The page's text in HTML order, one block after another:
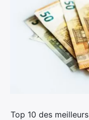
Top 10 des